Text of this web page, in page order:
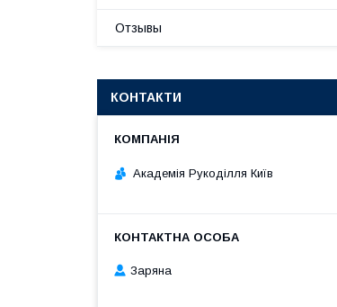
Отзывы
КОНТАКТИ
Академія Рукоділля Київ
Заряна